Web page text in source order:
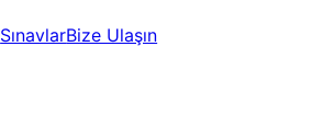
SınavlarBize Ulaşın